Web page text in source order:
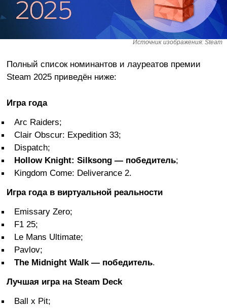
Источник изображения: Steam
Полный список номинантов и лауреатов премии
Steam 2025 приведён ниже:
Игра года
Arc Raiders;
Clair Obscur: Expedition 33;
Dispatch;
Hollow Knight: Silksong — победитель;
Kingdom Come: Deliverance 2.
Игра года в виртуальной реальности
Emissary Zero;
F1 25;
Le Mans Ultimate;
Pavlov;
The Midnight Walk — победитель.
Лучшая игра на Steam Deck
Ball x Pit;